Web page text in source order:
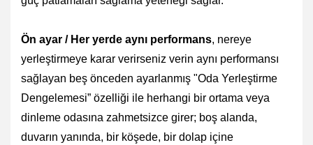
Ön ayar / Her yerde aynı performans, nereye
yerleştirmeye karar verirseniz verin aynı performansı
sağlayan beş önceden ayarlanmış "Oda Yerleştirme
Dengelemesi” özelliği ile herhangi bir ortama veya
dinleme odasına zahmetsizce girer; boş alanda,
duvarın yanında, bir köşede, bir dolap içine